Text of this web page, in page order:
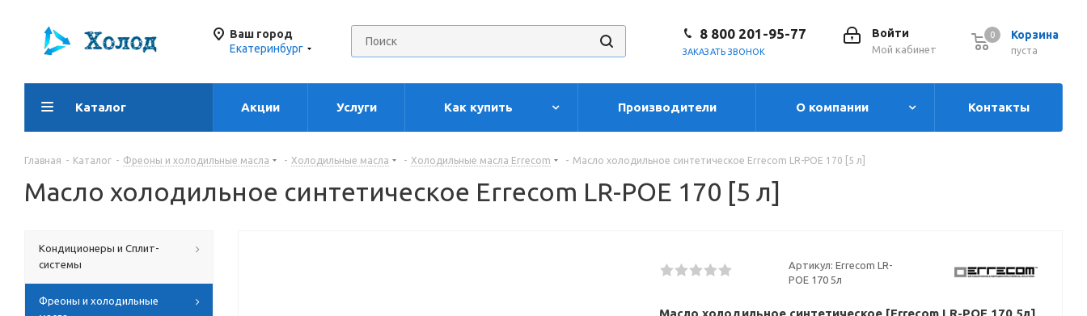
Ваш город
Екатеринбург
Корзина
0
пуста
0
Войти
Мой кабинет
8 800 201-95-77
ЗАКАЗАТЬ ЗВОНОК
Каталог Акции Услуги Как купить Производители О компании Контакты
Главная - Каталог - Фреоны и холодильные масла - Холодильные масла - Холодильные масла Errecom - Масло холодильное синтетическое Errecom LR-POE 170 [5 л]
Масло холодильное синтетическое Errecom LR-POE 170 [5 л]
Артикул: Errecom LR-
POE 170 5л
Масло холодильное синтетическое [Errecom LR-POE 170 5л]
Кондиционеры и Сплит-
системы
Фреоны и холодильные